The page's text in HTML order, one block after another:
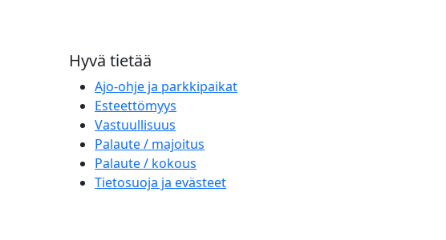
Hyvä tietää
Ajo-ohje ja parkkipaikat
Esteettömyys
Vastuullisuus
Palaute / majoitus
Palaute / kokous
Tietosuoja ja evästeet